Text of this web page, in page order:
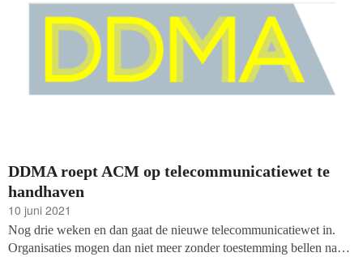
DDMA roept ACM op telecommunicatiewet te
handhaven
10 juni 2021
Nog drie weken en dan gaat de nieuwe telecommunicatiewet in.
Organisaties mogen dan niet meer zonder toestemming bellen naar